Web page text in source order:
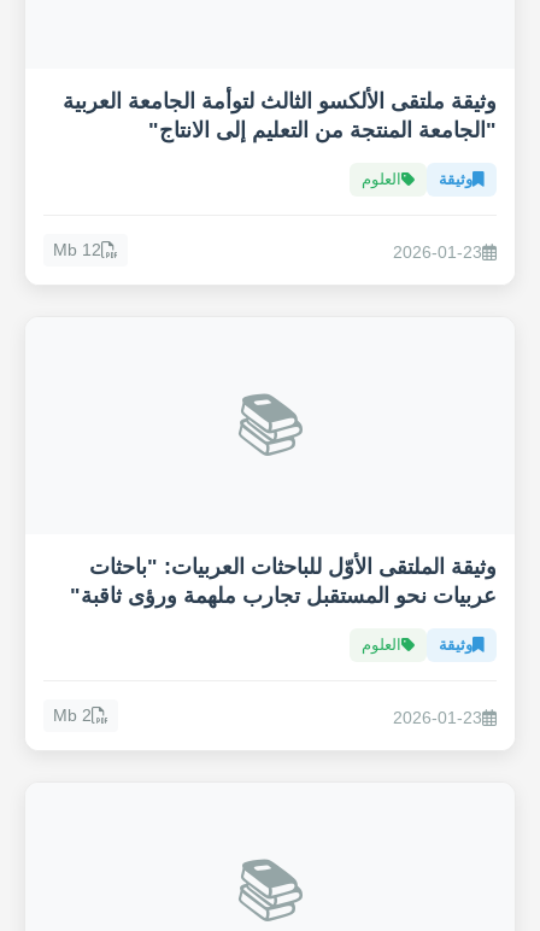
وثيقة ملتقى الألكسو الثالث لتوأمة الجامعة العربية
"الجامعة المنتجة من التعليم إلى الانتاج"
وثيقة العلوم
2026-01-23
12 Mb
📚
وثيقة الملتقى الأوّل للباحثات العربيات: "باحثات
عربيات نحو المستقبل تجارب ملهمة ورؤى ثاقبة"
وثيقة العلوم
2026-01-23
2 Mb
📚